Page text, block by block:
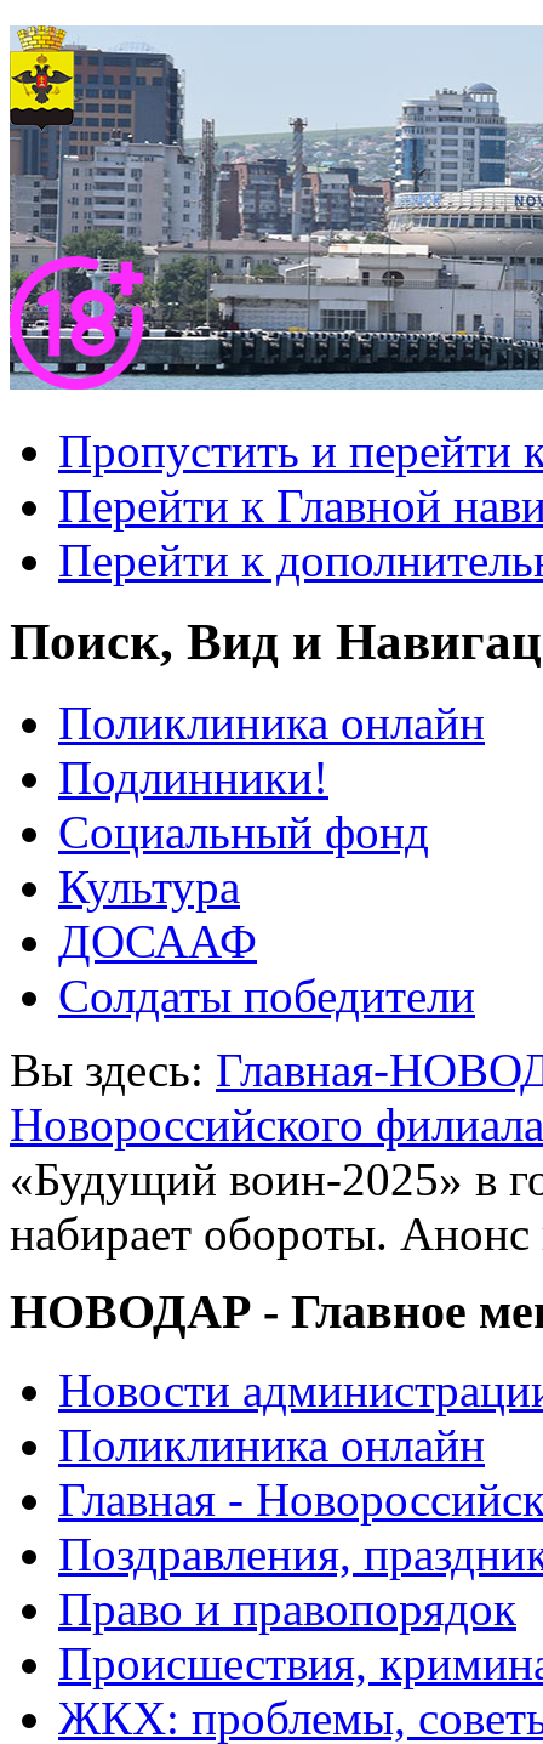
Пропустить и перейти
Перейти к Главной
Перейти к
Поиск, Вид и
Поликлиника онлайн
Подлинники!
Социальный фонд
Культура
ДОСААФ
Солдаты победители
Вы здесь: Главная-
Новороссийского
«Будущий воин-2025» в
набирает обороты.
НОВОДАР - Главное
Новости
Поликлиника онлайн
Главная -
Поздравления,
Право и правопорядок
Происшествия,
ЖКХ: проблемы,